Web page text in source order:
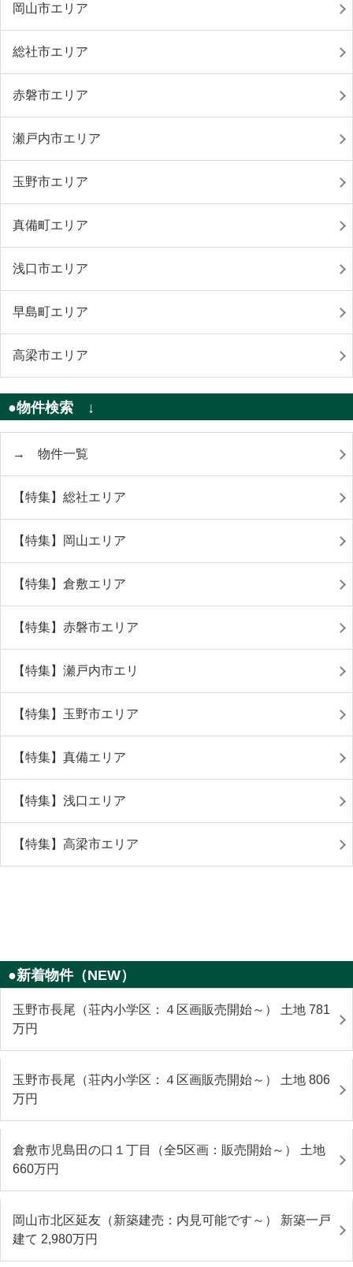
岡山市エリア
総社市エリア
赤磐市エリア
瀬戸内市エリア
玉野市エリア
真備町エリア
浅口市エリア
早島町エリア
高梁市エリア
●物件検索 ↓
→ 物件一覧
【特集】総社エリア
【特集】岡山エリア
【特集】倉敷エリア
【特集】赤磐市エリア
【特集】瀬戸内市エリ
【特集】玉野市エリア
【特集】真備エリア
【特集】浅口エリア
【特集】高梁市エリア
●新着物件（NEW）
玉野市長尾（荘内小学区：４区画販売開始～） 土地 781
万円
玉野市長尾（荘内小学区：４区画販売開始～） 土地 806
万円
倉敷市児島田の口１丁目（全5区画：販売開始～） 土地
660万円
岡山市北区延友（新築建売：内見可能です～） 新築一戸
建て 2,980万円